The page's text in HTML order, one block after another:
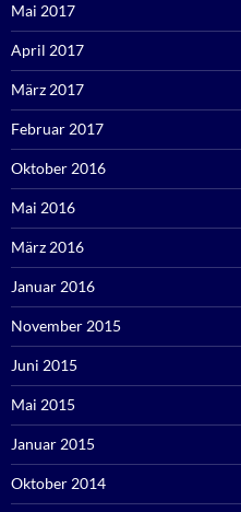
Mai 2017
April 2017
März 2017
Februar 2017
Oktober 2016
Mai 2016
März 2016
Januar 2016
November 2015
Juni 2015
Mai 2015
Januar 2015
Oktober 2014